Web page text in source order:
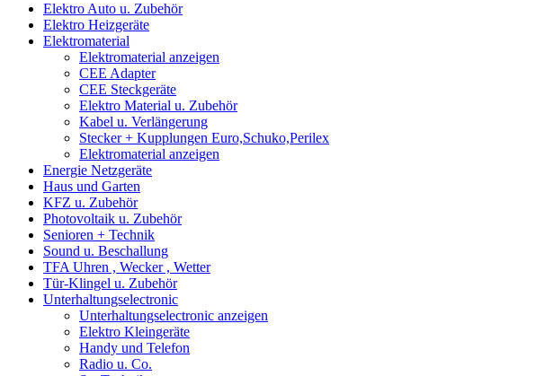
Elektro Auto u. Zubehör
Elektro Heizgeräte
Elektromaterial
Elektromaterial anzeigen
CEE Adapter
CEE Steckgeräte
Elektro Material u. Zubehör
Kabel u. Verlängerung
Stecker + Kupplungen Euro,Schuko,Perilex
Elektromaterial anzeigen
Energie Netzgeräte
Haus und Garten
KFZ u. Zubehör
Photovoltaik u. Zubehör
Senioren + Technik
Sound u. Beschallung
TFA Uhren , Wecker , Wetter
Tür-Klingel u. Zubehör
Unterhaltungselectronic
Unterhaltungselectronic anzeigen
Elektro Kleingeräte
Handy und Telefon
Radio u. Co.